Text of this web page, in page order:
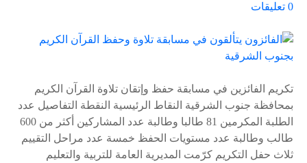
0 تعليقات
ى
٪
تكريم الفائزين في مسابقة حفظ وإتقان تلاوة القرآن الكريم
بمحافظة جنوب الشرقية النقاط الرئيسية النقطة التفاصيل عدد
الطلبة المكرمين 81 طالبا وطالبة عدد المشاركين أكثر من 600
طالب وطالبة عدد مستويات الحفظ خمسة عدد مراحل التقييم
ثلاث حفل التكريم كرّمت المديرية العامة للتربية والتعليم